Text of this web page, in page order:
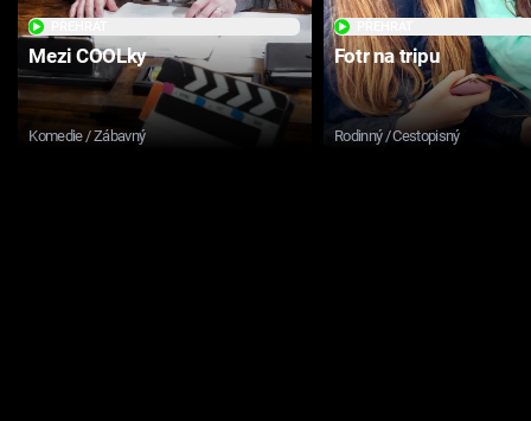
Mezi COOLky
Komedie / Zábavný
Fotr na tripu
Rodinný / Cestopisný